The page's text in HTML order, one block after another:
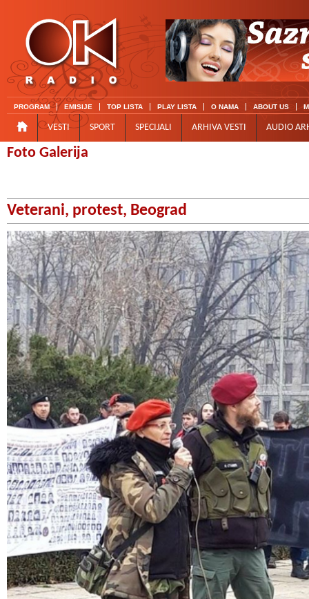
PROGRAM EMISIJE TOP LISTA PLAY LISTA O NAMA ABOUT US
VESTI SPORT SPECIJALI ARHIVA VESTI AUDIO
Foto Galerija
Veterani, protest, Beograd